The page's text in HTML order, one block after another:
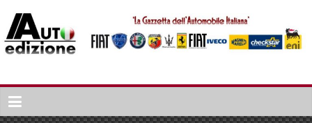
naar
inhoud
Auto
Edizione